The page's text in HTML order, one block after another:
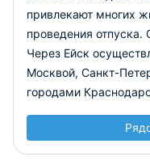
привлекают многих
проведения отпуска.
Через Ейск
Москвой, Санкт-
городами